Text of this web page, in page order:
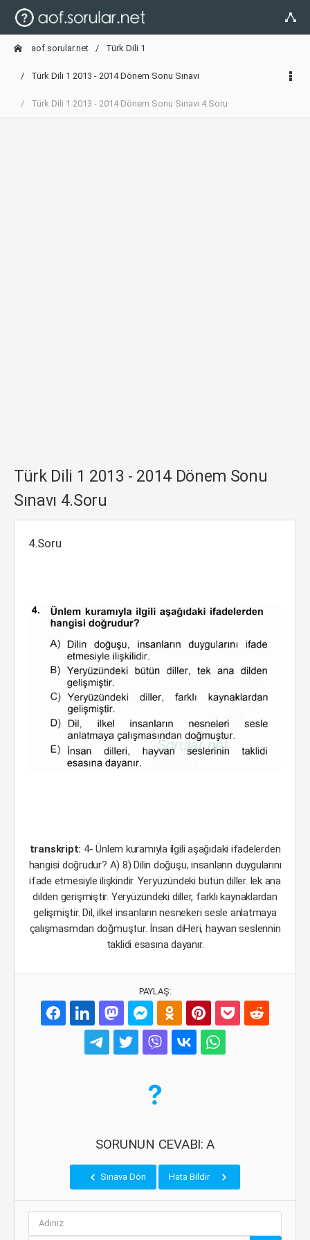
aof.sorular.net Türk Dili 1
Türk Dili 1 2013 - 2014 Dönem Sonu Sınavı
Türk Dili 1 2013 - 2014 Dönem Sonu Sınavı 4.Soru
Türk Dili 1 2013 - 2014 Dönem Sonu
Sınavı 4.Soru
4.Soru
transkript: 4- Ünlem kuramıyla ilgili aşağıdaki ifadelerden
hangisi doğrudur? A) 8) Dilin doğuşu, insanlann duygularını
ifade etmesiyle ilişkindir. Yeryüzündeki bütün diller. lek ana
dılden gerişmiştir. Yeryüzündeki diller, farklı kaynaklardan
gelişmiştir. Dil, ilkel insanların nesnekeri sesle anlatmaya
çalışmasmdan doğmuştur. İnsan diHeri, hayvan seslennin
taklidi esasına dayanır.
PAYLAŞ:
SORUNUN CEVABI: A
Sınava Dön Hata Bildir